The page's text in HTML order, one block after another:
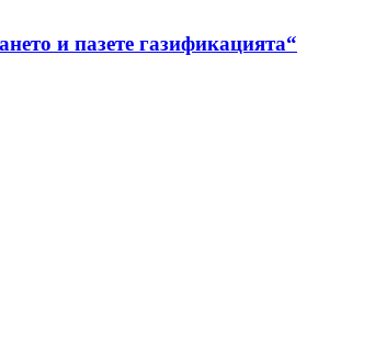
и пазете газификацията“